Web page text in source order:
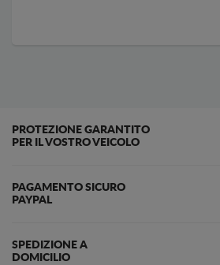
PROTEZIONE GARANTITO
PER IL VOSTRO VEICOLO
PAGAMENTO SICURO
PAYPAL
SPEDIZIONE A
DOMICILIO